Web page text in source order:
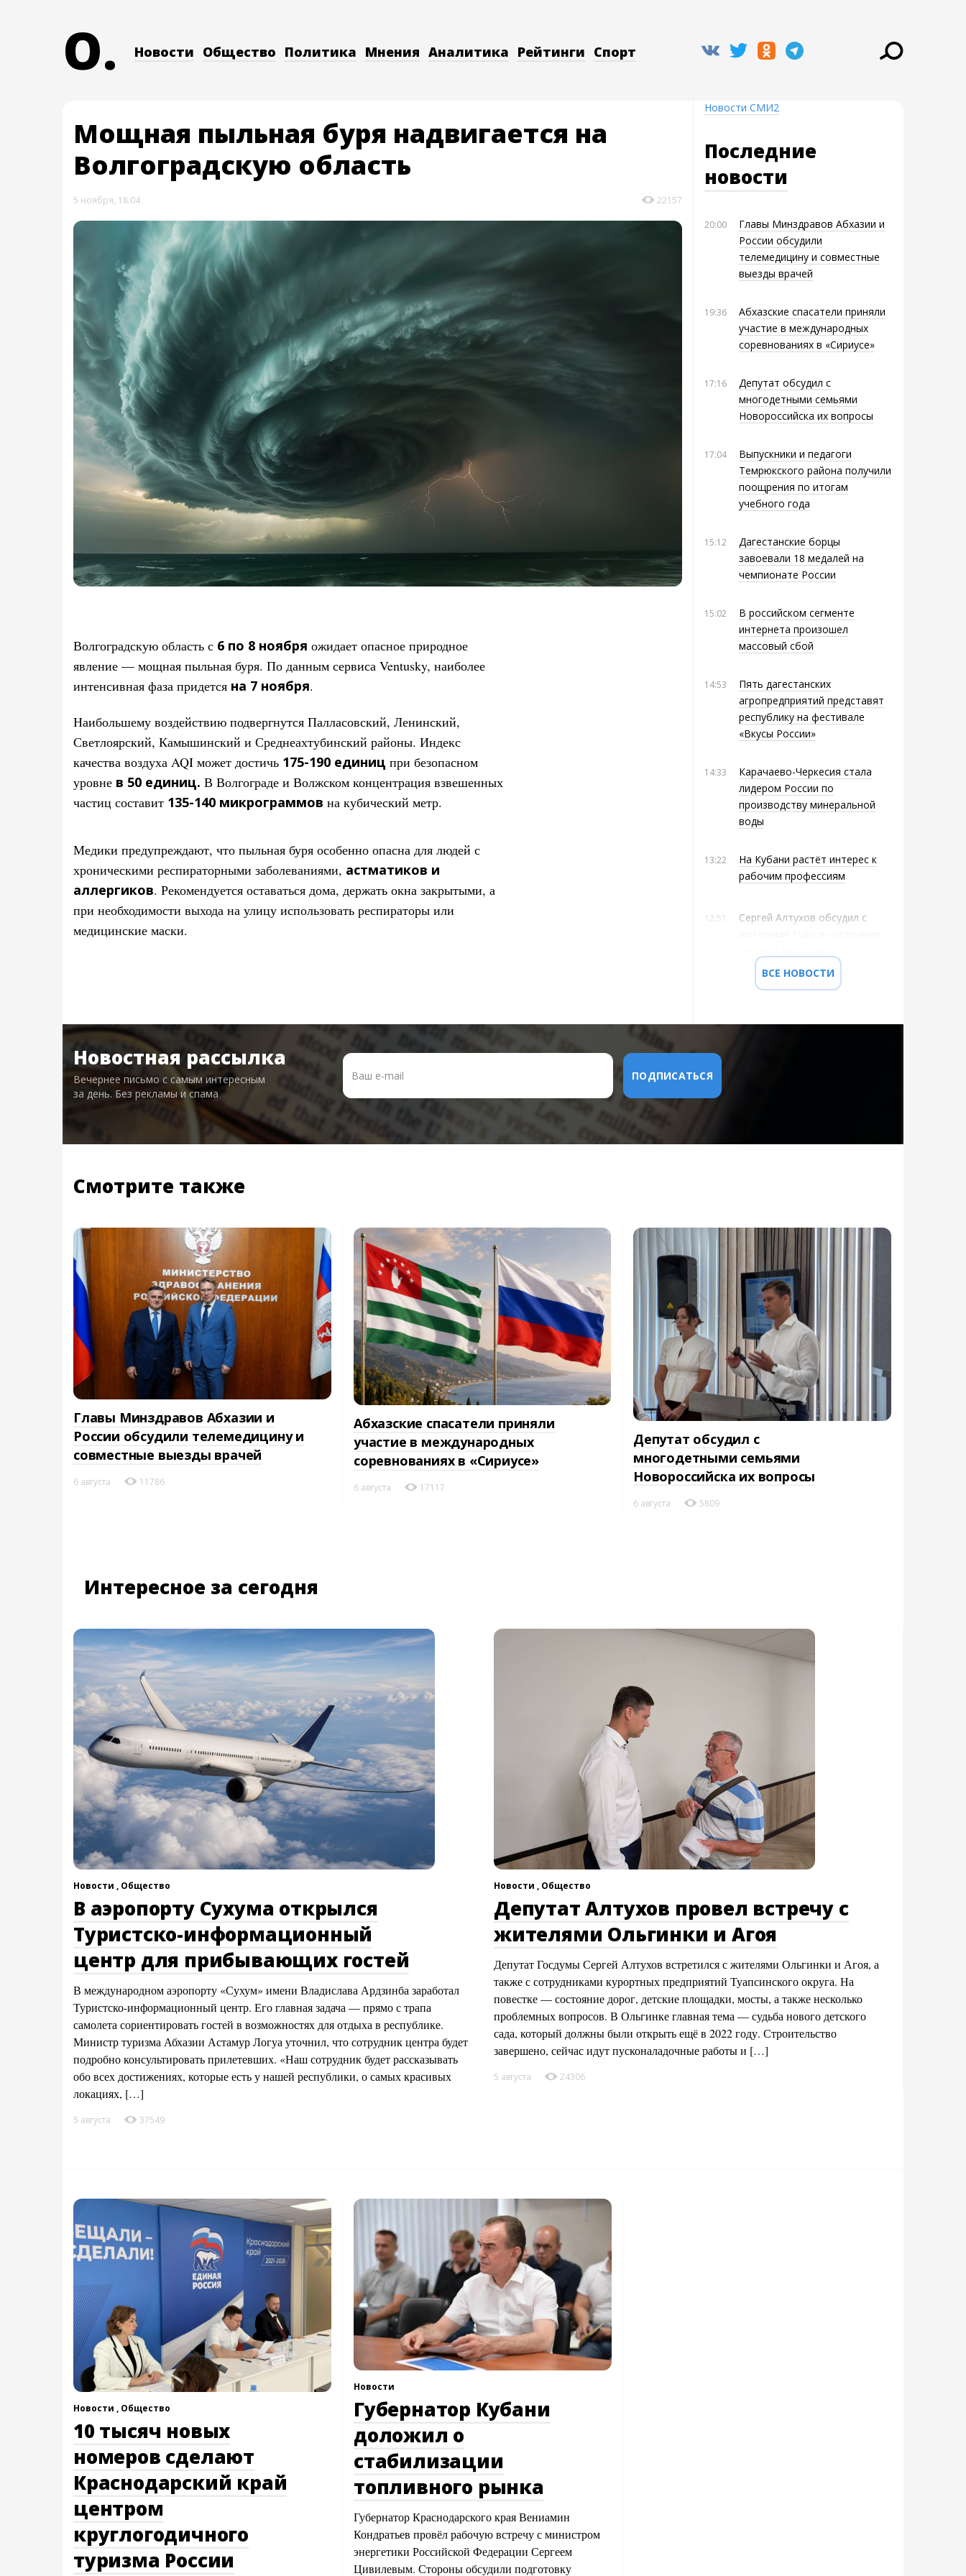
O. Новости Общество Политика Мнения Аналитика Рейтинги Спорт
Мощная пыльная буря надвигается на
Волгоградскую область
5 ноября, 18:04 22157
Волгоградскую область с 6 по 8 ноября ожидает опасное природное
явление — мощная пыльная буря. По данным сервиса Ventusky, наиболее
интенсивная фаза придется на 7 ноября.
Наибольшему воздействию подвергнутся Палласовский, Ленинский,
Светлоярский, Камышинский и Среднеахтубинский районы. Индекс
качества воздуха AQI может достичь 175-190 единиц при безопасном
уровне в 50 единиц. В Волгограде и Волжском концентрация взвешенных
частиц составит 135-140 микрограммов на кубический метр.
Медики предупреждают, что пыльная буря особенно опасна для людей с
хроническими респираторными заболеваниями, астматиков и
аллергиков. Рекомендуется оставаться дома, держать окна закрытыми, а
при необходимости выхода на улицу использовать респираторы или
медицинские маски.
Новости СМИ2
Последние
новости
20:00
Главы Минздравов Абхазии и
России обсудили
телемедицину и совместные
выезды врачей
19:36
Абхазские спасатели приняли
участие в международных
соревнованиях в «Сириусе»
17:16
Депутат обсудил с
многодетными семьями
Новороссийска их вопросы
17:04
Выпускники и педагоги
Темрюкского района получили
поощрения по итогам
учебного года
15:12
Дагестанские борцы
завоевали 18 медалей на
чемпионате России
15:02
В российском сегменте
интернета произошел
массовый сбой
14:53
Пять дагестанских
агропредприятий представят
республику на фестивале
«Вкусы России»
14:33
Карачаево-Черкесия стала
лидером России по
производству минеральной
воды
13:22
На Кубани растёт интерес к
рабочим профессиям
12:51
Сергей Алтухов обсудил с
ВСЕ НОВОСТИ
Новостная рассылка
Вечернее письмо с самым интересным
за день. Без рекламы и спама
Смотрите также
Главы Минздравов Абхазии и
России обсудили телемедицину и
совместные выезды врачей
6 августа 11786
Абхазские спасатели приняли
участие в международных
соревнованиях в «Сириусе»
6 августа 17117
Депутат обсудил с
многодетными семьями
Новороссийска их вопросы
6 августа 5809
Интересное за сегодня
Новости , Общество
В аэропорту Сухума открылся
Туристско-информационный
центр для прибывающих гостей
В международном аэропорту «Сухум» имени Владислава Ардзинба заработал
Туристско-информационный центр. Его главная задача — прямо с трапа
самолета сориентировать гостей в возможностях для отдыха в республике.
Министр туризма Абхазии Астамур Логуа уточнил, что сотрудник центра будет
подробно консультировать прилетевших. «Наш сотрудник будет рассказывать
обо всех достижениях, которые есть у нашей республики, о самых красивых
локациях, […]
5 августа 37549
Новости , Общество
Депутат Алтухов провел встречу с
жителями Ольгинки и Агоя
Депутат Госдумы Сергей Алтухов встретился с жителями Ольгинки и Агоя, а
также с сотрудниками курортных предприятий Туапсинского округа. На
повестке — состояние дорог, детские площадки, мосты, а также несколько
проблемных вопросов. В Ольгинке главная тема — судьба нового детского
сада, который должны были открыть ещё в 2022 году. Строительство
завершено, сейчас идут пусконаладочные работы и […]
5 августа 24306
Новости , Общество
10 тысяч новых
номеров сделают
Краснодарский край
центром
круглогодичного
туризма России
Новости
Губернатор Кубани
доложил о
стабилизации
топливного рынка
Губернатор Краснодарского края Вениамин
Кондратьев провёл рабочую встречу с министром
энергетики Российской Федерации Сергеем
Цивилевым. Стороны обсудили подготовку